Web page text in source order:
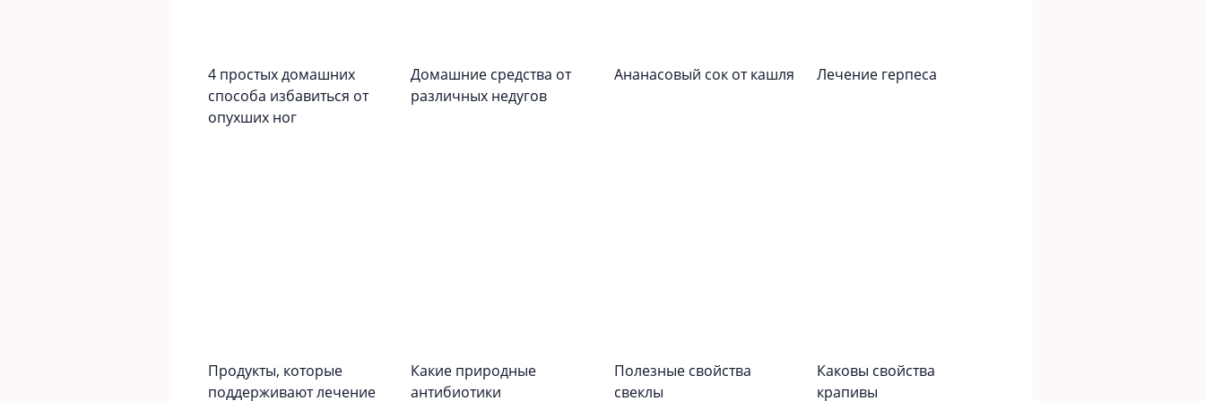
4 простых домашних
способа избавиться от
опухших ног
Домашние средства от
различных недугов
Ананасовый сок от кашля Лечение герпеса
Продукты, которые
поддерживают лечение
Какие природные
антибиотики
Полезные свойства
свеклы
Каковы свойства
крапивы